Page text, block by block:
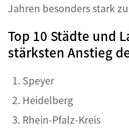
Jahren besonders stark
Top 10 Städte und
stärksten Anstieg
Speyer
Heidelberg
Rhein-Pfalz-Kreis